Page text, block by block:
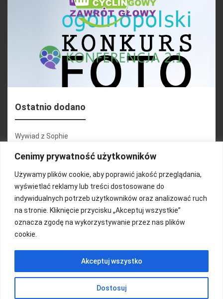
Cenimy prywatność użytkowników
Używamy plików cookie, aby poprawić jakość przeglądania,
wyświetlać reklamy lub treści dostosowane do
indywidualnych potrzeb użytkowników oraz analizować ruch
na stronie. Kliknięcie przycisku „Akceptuj wszystkie”
oznacza zgodę na wykorzystywanie przez nas plików
cookie.
Dostosuj
Akceptuj wszystko
Ostatnio dodano
Wywiad z Sophie
Konferencja 2.1
Martyna Wojciechowska
Relacja zdjęciowa 25.09.2024r (cz.2)
Wywiady z uczestnikami
FUNDACJA KOLOROWO